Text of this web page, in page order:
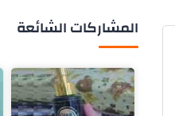
المشاركات الشائعة